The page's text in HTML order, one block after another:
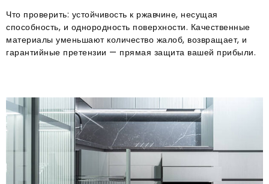
Что проверить: устойчивость к ржавчине, несущая
способность, и однородность поверхности. Качественные
материалы уменьшают количество жалоб, возвращает, и
гарантийные претензии — прямая защита вашей прибыли.